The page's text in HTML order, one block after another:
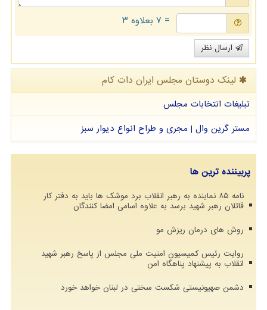
= ۷ بعلاوه ۳
ارسال نظر
لینک دوستان مجلس ایران دات كام
تبلیغات انتخابات مجلس
مستر گرین وال | مجری و طراح انواع دیوار سبز
پربیننده ترین ها
نامه ۸۵ نماینده به رهبر انقلاب برد موشک ها باید به دفتر کار
قاتلان رهبر شهید برسد به علاوه اسامی امضا کنندگان
روش های درمان ریزش مو
روایت رئیس کمیسیون امنیت ملی مجلس از پاسخ رهبر شهید
انقلاب به پیشنهاد پناهگاه امن
دشمن صهیونیستی شکست سختی در لبنان خواهد خورد